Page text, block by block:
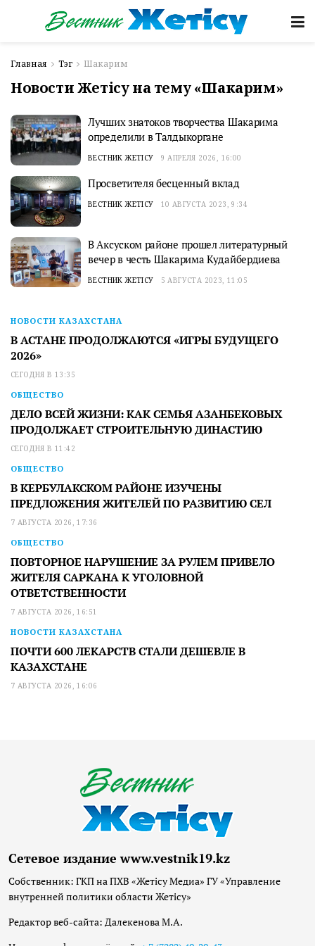
Главная Тэг Шакарим
Новости Жетісу на тему «Шакарим»
Лучших знатоков творчества Шакарима
определили в Талдыкоргане
ВЕСТНИК ЖЕТІСУ 9 АПРЕЛЯ 2026, 16:00
Просветителя бесценный вклад
ВЕСТНИК ЖЕТІСУ 10 АВГУСТА 2023, 9:34
В Аксуском районе прошел литературный
вечер в честь Шакарима Кудайбердиева
ВЕСТНИК ЖЕТІСУ 5 АВГУСТА 2023, 11:05
НОВОСТИ КАЗАХСТАНА
В АСТАНЕ ПРОДОЛЖАЮТСЯ «ИГРЫ БУДУЩЕГО
2026»
СЕГОДНЯ В 13:35
ОБЩЕСТВО
ДЕЛО ВСЕЙ ЖИЗНИ: КАК СЕМЬЯ АЗАНБЕКОВЫХ
ПРОДОЛЖАЕТ СТРОИТЕЛЬНУЮ ДИНАСТИЮ
СЕГОДНЯ В 11:42
ОБЩЕСТВО
В КЕРБУЛАКСКОМ РАЙОНЕ ИЗУЧЕНЫ
ПРЕДЛОЖЕНИЯ ЖИТЕЛЕЙ ПО РАЗВИТИЮ СЕЛ
7 АВГУСТА 2026, 17:36
ОБЩЕСТВО
ПОВТОРНОЕ НАРУШЕНИЕ ЗА РУЛЕМ ПРИВЕЛО
ЖИТЕЛЯ САРКАНА К УГОЛОВНОЙ
ОТВЕТСТВЕННОСТИ
7 АВГУСТА 2026, 16:51
НОВОСТИ КАЗАХСТАНА
ПОЧТИ 600 ЛЕКАРСТВ СТАЛИ ДЕШЕВЛЕ В
КАЗАХСТАНЕ
7 АВГУСТА 2026, 16:06
Сетевое издание www.vestnik19.kz
Собственник: ГКП на ПХВ «Жетісу Медиа» ГУ «Управление
внутренней политики области Жетісу»
Редактор веб-сайта: Далекенова М.А.